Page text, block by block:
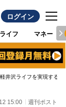
ログイン
ライフ マネー
井沢ライフを実現する
15:00 週刊ポスト